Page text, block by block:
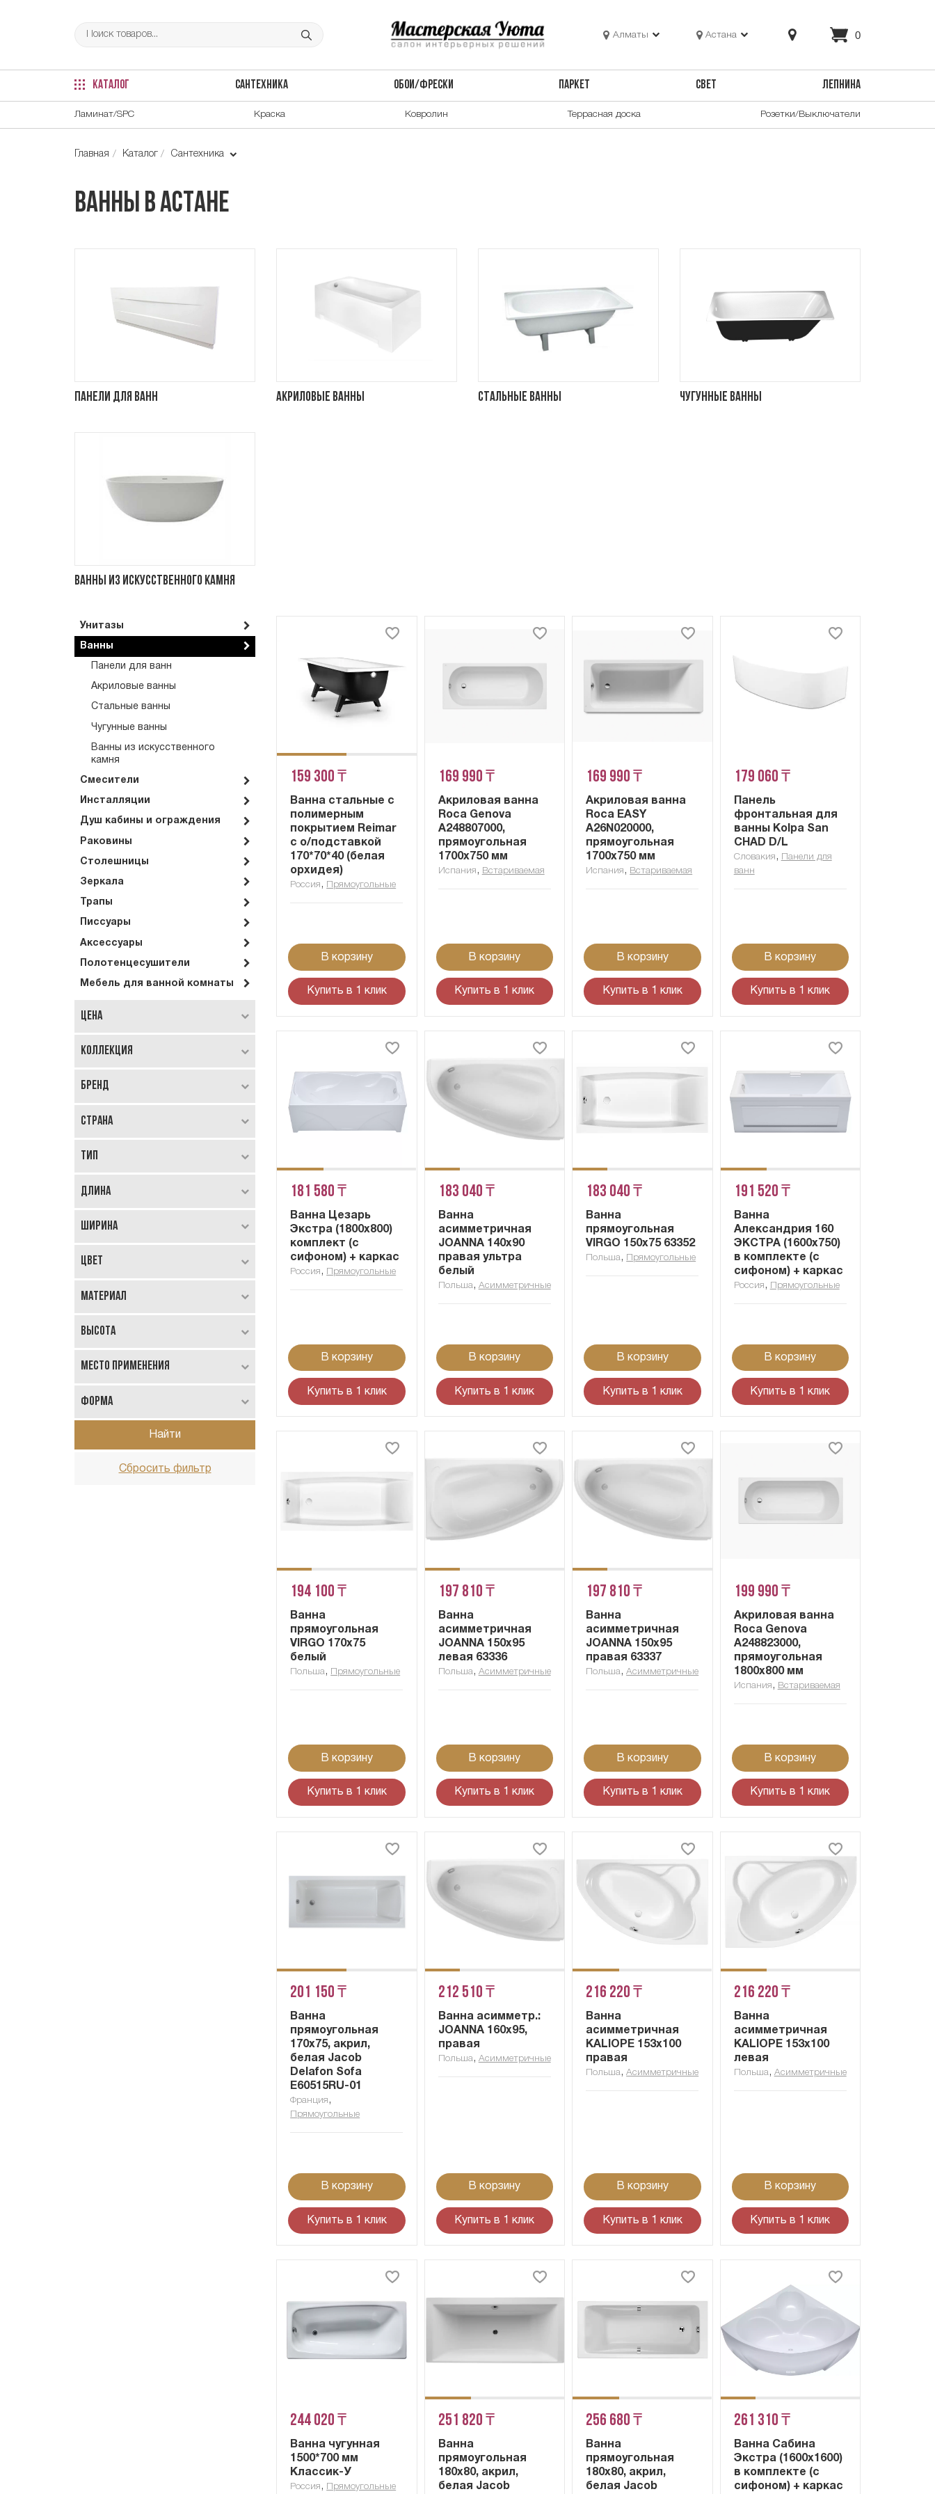
Алматы Астана 0
КАТАЛОГ САНТЕХНИКА ОБОИ/ФРЕСКИ ПАРКЕТ СВЕТ ЛЕПНИНА
Ламинат/SPC Краска Ковролин Террасная доска Розетки/Выключатели
Главная Каталог Сантехника
Ванны в Астане
Панели для ванн Акриловые ванны Стальные ванны Чугунные ванны
Ванны из искусственного камня
Унитазы
Ванны
Панели для ванн
Акриловые ванны
Стальные ванны
Чугунные ванны
Ванны из искусственного
камня
Смесители
Инсталляции
Душ кабины и ограждения
Раковины
Столешницы
Зеркала
Трапы
Писсуары
Аксессуары
Полотенцесушители
Мебель для ванной комнаты
Цена
Коллекция
Бренд
Страна
Тип
Длина
Ширина
Цвет
Материал
Высота
Место применения
Форма
Найти
Сбросить фильтр
159 300 ₸
Ванна стальные с
полимерным
покрытием Reimar
c о/подставкой
170*70*40 (белая
орхидея)
Россия , Прямоугольные
В корзину
Купить в 1 клик
169 990 ₸
Акриловая ванна
Roca Genova
A248807000,
прямоугольная
1700x750 мм
Испания , Встариваемая
В корзину
Купить в 1 клик
169 990 ₸
Акриловая ванна
Roca EASY
A26N020000,
прямоугольная
1700x750 мм
Испания , Встариваемая
В корзину
Купить в 1 клик
179 060 ₸
Панель
фронтальная для
ванны Kolpa San
CHAD D/L
Словакия ,
Панели для
ванн
В корзину
Купить в 1 клик
181 580 ₸
Ванна Цезарь
Экстра (1800х800)
комплект (с
сифоном) + каркас
Россия , Прямоугольные
В корзину
Купить в 1 клик
183 040 ₸
Ванна
асимметричная
JOANNA 140x90
правая ультра
белый
Польша, Асимметричные
В корзину
Купить в 1 клик
183 040 ₸
Ванна
прямоугольная
VIRGO 150x75 63352
Польша, Прямоугольные
В корзину
Купить в 1 клик
191 520 ₸
Ванна
Александрия 160
ЭКСТРА (1600х750)
в комплекте (с
сифоном) + каркас
Россия , Прямоугольные
В корзину
Купить в 1 клик
194 100 ₸
Ванна
прямоугольная
VIRGO 170x75
белый
Польша, Прямоугольные
В корзину
Купить в 1 клик
197 810 ₸
Ванна
асимметричная
JOANNA 150x95
левая 63336
Польша, Асимметричные
В корзину
Купить в 1 клик
197 810 ₸
Ванна
асимметричная
JOANNA 150x95
правая 63337
Польша,Асимметричные
В корзину
Купить в 1 клик
199 990 ₸
Акриловая ванна
Roca Genova
A248823000,
прямоугольная
1800x800 мм
Испания , Встариваемая
В корзину
Купить в 1 клик
201 150 ₸
Ванна
прямоугольная
170х75, акрил,
белая Jacob
Delafon Sofa
E60515RU-01
Франция ,
Прямоугольные
В корзину
Купить в 1 клик
212 510 ₸
Ванна асимметр.:
JOANNA 160x95,
правая
Польша, Асимметричные
В корзину
Купить в 1 клик
216 220 ₸
Ванна
асимметричная
KALIOPE 153x100
правая
Польша,Асимметричные
В корзину
Купить в 1 клик
216 220 ₸
Ванна
асимметричная
KALIOPE 153x100
левая
Польша, Асимметричные
В корзину
Купить в 1 клик
244 020 ₸
Ванна чугунная
1500*700 мм
Классик-У
Россия , Прямоугольные
251 820 ₸
Ванна
прямоугольная
180х80, акрил,
белая Jacob
256 680 ₸
Ванна
прямоугольная
180х80, акрил,
белая Jacob
261 310 ₸
Ванна Сабина
Экстра (1600х1600)
в комплекте (с
сифоном) + каркас